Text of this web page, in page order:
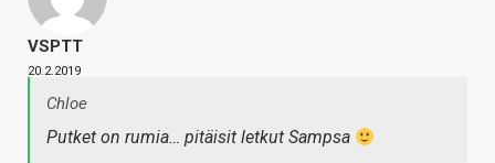
VSPTT
20.2.2019
Chloe
Putket on rumia… pitäisit letkut Sampsa